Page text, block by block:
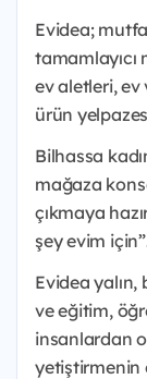
Evidea;
ev aletleri,
ürün
Bilhassa
mağaza
çıkmaya
şey evim
Evidea yalın,
ve eğitim,
insanlardan
yetiştirmenin